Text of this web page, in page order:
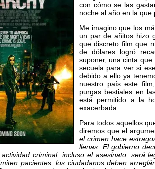
con cómo se las
noche al año en la que
Me imagino que los
un par de añitos hizo
que discreto film que
de dólares logró
suponer, una cinta
secuela para ver si
debido a ello ya
nuestro país este
purgas bestiales en
está permitido a la
exacerbada…
Para todos aquellos
diremos que el
el crimen hace
llenas. El gobierno
criminal, incluso el asesinato, será
pacientes, los ciudadanos deben